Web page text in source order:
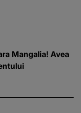
Mangalia! Avea